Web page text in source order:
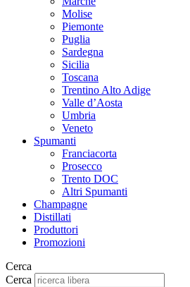
Molise
Piemonte
Puglia
Sardegna
Sicilia
Toscana
Trentino Alto Adige
Valle d’Aosta
Umbria
Veneto
Spumanti
Franciacorta
Prosecco
Trento DOC
Altri Spumanti
Champagne
Distillati
Produttori
Promozioni
Cerca
Cerca